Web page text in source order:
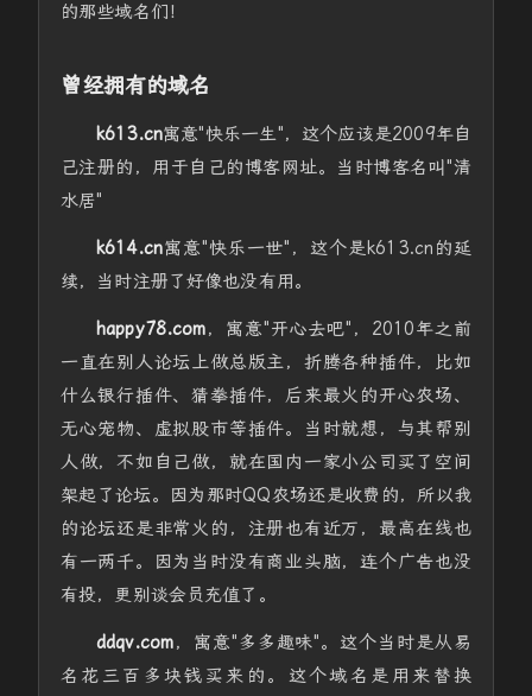
的那些域名们！
曾经拥有的域名
k613.cn寓意"快乐一生"，这个应该是2009年自
己注册的，用于自己的博客网址。当时博客名叫"清
水居"
k614.cn寓意"快乐一世"，这个是k613.cn的延
续，当时注册了好像也没有用。
happy78.com，寓意"开心去吧"，2010年之前
一直在别人论坛上做总版主，折腾各种插件，比如
什么银行插件、猜拳插件，后来最火的开心农场、
无心宠物、虚拟股市等插件。当时就想，与其帮别
人做，不如自己做，就在国内一家小公司买了空间
架起了论坛。因为那时QQ农场还是收费的，所以我
的论坛还是非常火的，注册也有近万，最高在线也
有一两千。因为当时没有商业头脑，连个广告也没
有投，更别谈会员充值了。
ddqv.com，寓意"多多趣味"。这个当时是从易
名花三百多块钱买来的。这个域名是用来替换